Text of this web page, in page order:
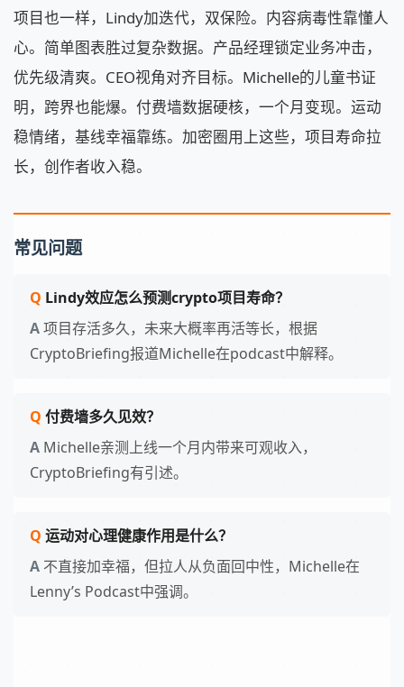
项目也一样，Lindy加迭代，双保险。内容病毒性靠懂人
心。简单图表胜过复杂数据。产品经理锁定业务冲击，
优先级清爽。CEO视角对齐目标。Michelle的儿童书证
明，跨界也能爆。付费墙数据硬核，一个月变现。运动
稳情绪，基线幸福靠练。加密圈用上这些，项目寿命拉
长，创作者收入稳。
常见问题
Lindy效应怎么预测crypto项目寿命？
项目存活多久，未来大概率再活等长，根据
CryptoBriefing报道Michelle在podcast中解释。
付费墙多久见效？
Michelle亲测上线一个月内带来可观收入，
CryptoBriefing有引述。
运动对心理健康作用是什么？
不直接加幸福，但拉人从负面回中性，Michelle在
Lenny’s Podcast中强调。